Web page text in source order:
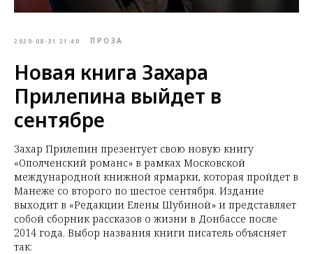
2020-08-31 21:40 ПРОЗА
Новая книга Захара
Прилепина выйдет в
сентябре
Захар Прилепин презентует свою новую книгу
«Ополченский романс» в рамках Московской
международной книжной ярмарки, которая пройдет в
Манеже со второго по шестое сентября. Издание
выходит в «Редакции Елены Шубиной» и представляет
собой сборник рассказов о жизни в Донбассе после
2014 года. Выбор названия книги писатель объясняет
так: